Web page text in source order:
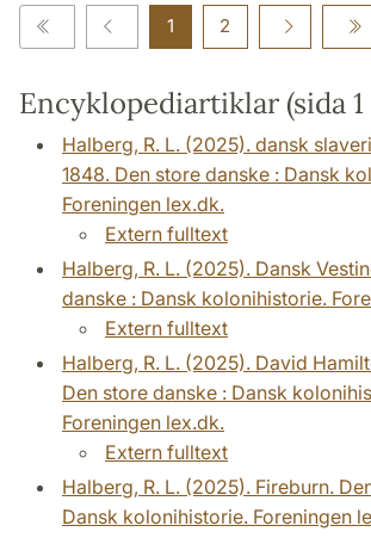
1 2
Encyklopediartiklar (sida 1
Halberg, R. L. (2025). dansk
1848. Den store danske : Dansk
Foreningen lex.dk.
Extern fulltext
Halberg, R. L. (2025). Dansk
danske : Dansk kolonihistorie.
Extern fulltext
Halberg, R. L. (2025). David
Den store danske : Dansk
Foreningen lex.dk.
Extern fulltext
Halberg, R. L. (2025). Fireburn.
Dansk kolonihistorie. Foreningen